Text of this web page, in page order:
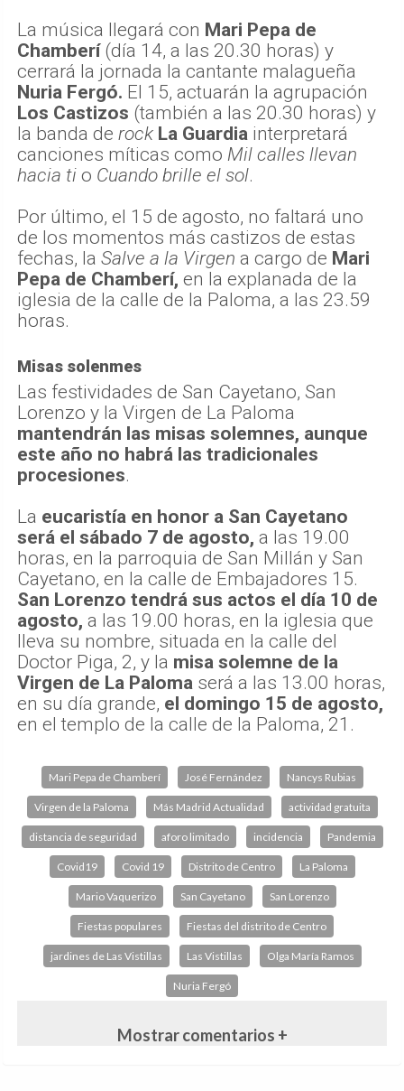
La música llegará con Mari Pepa de
Chamberí(día 14, a las 20.30 horas) y
cerrará la jornada la cantante malagueña
Nuria Fergó. El 15, actuarán la agrupación
Los Castizos (también a las 20.30 horas) y
la banda de rock La Guardia interpretará
canciones míticas como Mil calles llevan
hacia ti o Cuando brille el sol.
Por último, el 15 de agosto, no faltará uno
de los momentos más castizos de estas
fechas, la Salve a la Virgen a cargo de Mari
Pepa de Chamberí, en la explanada de la
iglesia de la calle de la Paloma, a las 23.59
horas.
Misas solenmes
Las festividades de San Cayetano, San
Lorenzo y la Virgen de La Paloma
mantendrán las misas solemnes, aunque
este año no habrá las tradicionales
procesiones.
La eucaristía en honor a San Cayetano
será el sábado 7 de agosto, a las 19.00
horas, en la parroquia de San Millán y San
Cayetano, en la calle de Embajadores 15.
San Lorenzo tendrá sus actos el día 10 de
agosto, a las 19.00 horas, en la iglesia que
lleva su nombre, situada en la calle del
Doctor Piga, 2, y la misa solemne de la
Virgen de La Paloma será a las 13.00 horas,
en su día grande, el domingo 15 de agosto,
en el templo de la calle de la Paloma, 21.
Mari Pepa de Chamberí José Fernández Nancys Rubias
Virgen de la Paloma Más Madrid Actualidad actividad gratuita
distancia de seguridad aforo limitado incidencia Pandemia
Covid19 Covid 19 Distrito de Centro La Paloma
Mario Vaquerizo San Cayetano San Lorenzo
Fiestas populares Fiestas del distrito de Centro
jardines de Las Vistillas Las Vistillas Olga María Ramos
Nuria Fergó
Mostrar comentarios +